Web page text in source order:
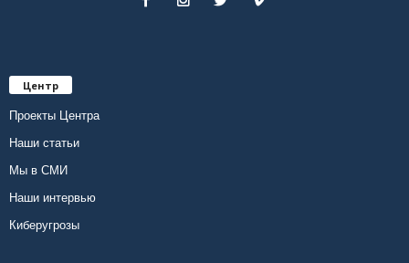
Центр
Проекты Центра
Наши статьи
Мы в СМИ
Наши интервью
Киберугрозы